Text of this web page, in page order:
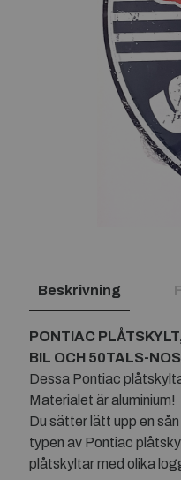
Beskrivning
PONTIAC
BIL OCH 50TALS-
Dessa Pontiac
Materialet är aluminium!
Du sätter lätt upp en
typen av Pontiac
plåtskyltar med olika